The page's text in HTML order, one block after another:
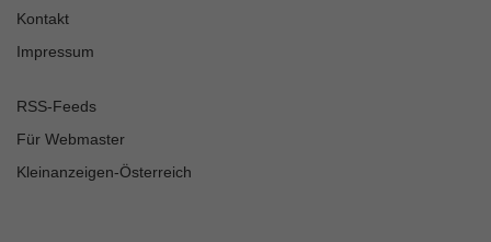
Kontakt
Impressum
RSS-Feeds
Für Webmaster
Kleinanzeigen-Österreich